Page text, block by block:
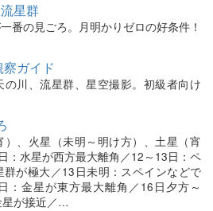
星群
番の見ごろ。月明かりゼロの好条件！
ガイド
の川、流星群、星空撮影。初級者向け
）、火星（未明～明け方）、土星（宵
：水星が西方最大離角／12～13日：ペ
群が極大／13日未明：スペインなどで
：金星が東方最大離角／16日夕方～
星が接近／…